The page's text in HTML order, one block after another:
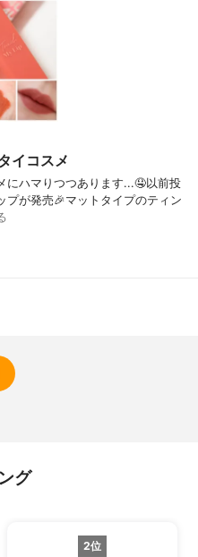
イコスメ
にハマりつつあります...🤤以前投
プが発売🎉マットタイプのティン
グ
2位